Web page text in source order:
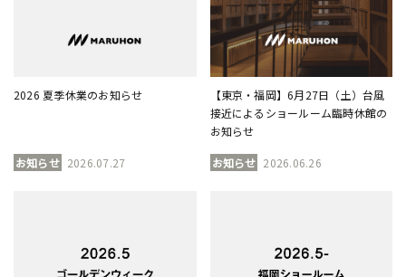
2026 夏季休業のお知らせ
お知らせ 2026.07.27
【東京・福岡】6月27日（土）台風
接近によるショールーム臨時休館の
お知らせ
お知らせ 2026.06.26